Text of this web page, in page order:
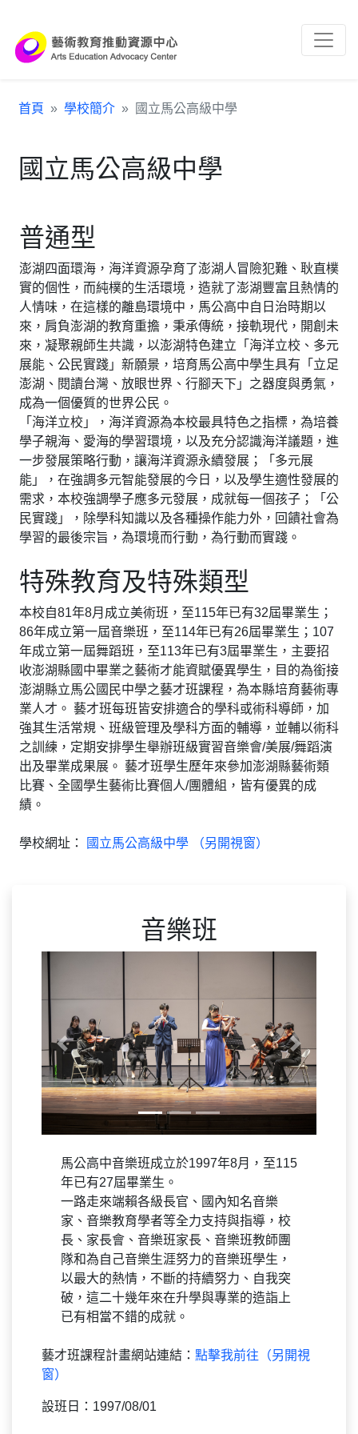
首頁 學校簡介 國立馬公高級中學
國立馬公高級中學
普通型
澎湖四面環海，海洋資源孕育了澎湖人冒險犯難、耿直樸
實的個性，而純樸的生活環境，造就了澎湖豐富且熱情的
人情味，在這樣的離島環境中，馬公高中自日治時期以
來，肩負澎湖的教育重擔，秉承傳統，接軌現代，開創未
來，凝聚親師生共識，以澎湖特色建立「海洋立校、多元
展能、公民實踐」新願景，培育馬公高中學生具有「立足
澎湖、閱讀台灣、放眼世界、行腳天下」之器度與勇氣，
成為一個優質的世界公民。
「海洋立校」，海洋資源為本校最具特色之指標，為培養
學子親海、愛海的學習環境，以及充分認識海洋議題，進
一步發展策略行動，讓海洋資源永續發展；「多元展
能」，在強調多元智能發展的今日，以及學生適性發展的
需求，本校強調學子應多元發展，成就每一個孩子；「公
民實踐」，除學科知識以及各種操作能力外，回饋社會為
學習的最後宗旨，為環境而行動，為行動而實踐。
特殊教育及特殊類型
本校自81年8月成立美術班，至115年已有32屆畢業生；
86年成立第一屆音樂班，至114年已有26屆畢業生；107
年成立第一屆舞蹈班，至113年已有3屆畢業生，主要招
收澎湖縣國中畢業之藝術才能資賦優異學生，目的為銜接
澎湖縣立馬公國民中學之藝才班課程，為本縣培育藝術專
業人才。 藝才班每班皆安排適合的學科或術科導師，加
強其生活常規、班級管理及學科方面的輔導，並輔以術科
之訓練，定期安排學生舉辦班級實習音樂會/美展/舞蹈演
出及畢業成果展。 藝才班學生歷年來參加澎湖縣藝術類
比賽、全國學生藝術比賽個人/團體組，皆有優異的成
績。
學校網址： 國立馬公高級中學 （另開視窗）
音樂班
Previous Next
馬公高中音樂班成立於1997年8月，至115
年已有27屆畢業生。
一路走來端賴各級長官、國內知名音樂
家、音樂教育學者等全力支持與指導，校
長、家長會、音樂班家長、音樂班教師團
隊和為自己音樂生涯努力的音樂班學生，
以最大的熱情，不斷的持續努力、自我突
破，這二十幾年來在升學與專業的造詣上
已有相當不錯的成就。
藝才班課程計畫網站連結： 點擊我前往（另開視
窗）
設班日：1997/08/01